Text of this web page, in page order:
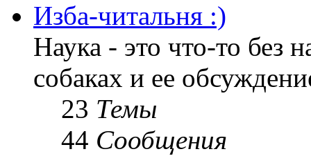
Изба-читальня :)
Наука - это что-то без
собаках и ее
23 Темы
44 Сообщения